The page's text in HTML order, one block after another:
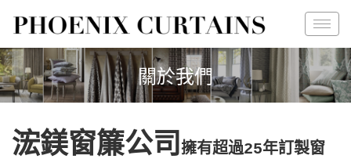
關於我們
浤鎂窗簾公司擁有超過25年訂製窗